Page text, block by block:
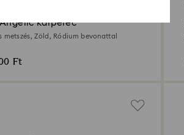
karperec
metszés, Zöld, Ródium bevonattal
Ft